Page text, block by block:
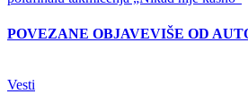
POVEZANE OBJAVEVIŠE OD
Vesti